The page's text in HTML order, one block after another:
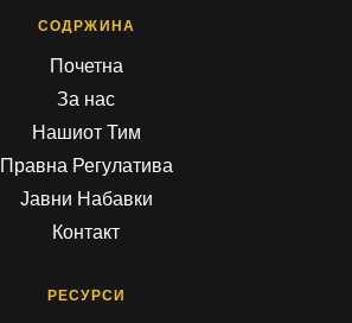
СОДРЖИНА
Почетна
За нас
Нашиот Тим
Правна Регулатива
Јавни Набавки
Контакт
РЕСУРСИ